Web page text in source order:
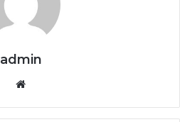
admin